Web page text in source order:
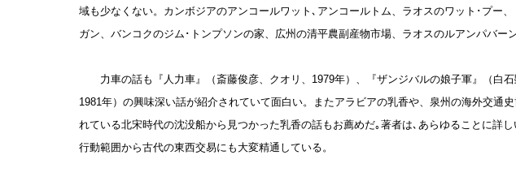
域も少なくない。カンボジアのアンコールワット､アンコールトム、ラオスのワット･プー
ガン、バンコクのジム･トンプソンの家、広州の清平農副産物市場、ラオスのルアンパバーン
力車の話も『人力車』（斎藤俊彦、クオリ、1979年）、『ザンジバルの娘子軍』（白石
1981年）の興味深い話が紹介されていて面白い。またアラビアの乳香や、泉州の海外交通
れている北宋時代の沈没船から見つかった乳香の話もお薦めだ｡著者は､あらゆることに詳
行動範囲から古代の東西交易にも大変精通している。